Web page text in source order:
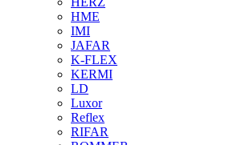
HME
IMI
JAFAR
K-FLEX
KERMI
LD
Luxor
Reflex
RIFAR